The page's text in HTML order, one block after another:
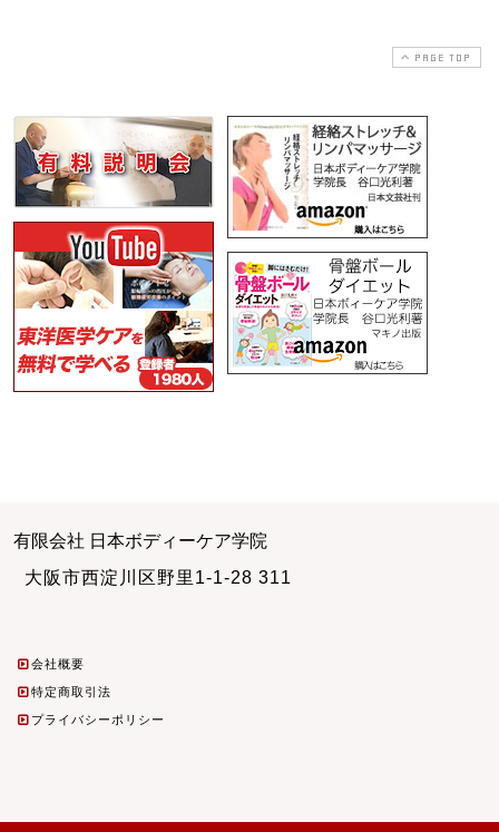
PAGE TOP
有限会社 日本ボディーケア学院
大阪市西淀川区野里1-1-28 311
会社概要
特定商取引法
プライバシーポリシー